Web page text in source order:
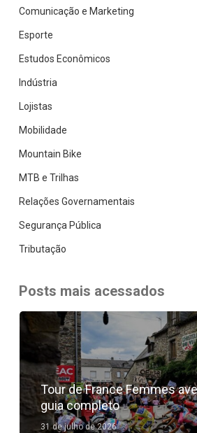
Comunicação e Marketing
Esporte
Estudos Econômicos
Indústria
Lojistas
Mobilidade
Mountain Bike
MTB e Trilhas
Relações Governamentais
Segurança Pública
Tributação
Posts mais acessados
Tour de France Femmes
guia completo
31 de julho de 2026